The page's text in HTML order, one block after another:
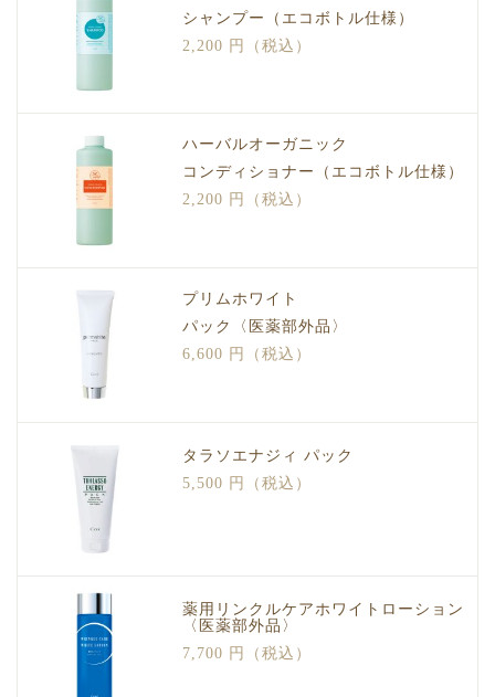
シャンプー（エコボトル仕様）
2,200 円（税込）
ハーバルオーガニック
コンディショナー（エコボトル仕様）
2,200 円（税込）
プリムホワイト
パック〈医薬部外品〉
6,600 円（税込）
タラソエナジィ パック
5,500 円（税込）
薬用リンクルケアホワイトローション
〈医薬部外品〉
7,700 円（税込）